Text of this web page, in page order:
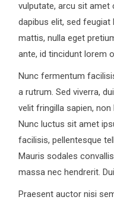
vulputate, arcu sit amet
dapibus elit, sed feugiat
mattis, nulla eget
ante, id tincidunt lorem
Nunc fermentum
a rutrum. Sed viverra,
velit fringilla sapien,
Nunc luctus sit amet
facilisis, pellentesque
Mauris sodales
massa nec hendrerit.
Praesent auctor nisi